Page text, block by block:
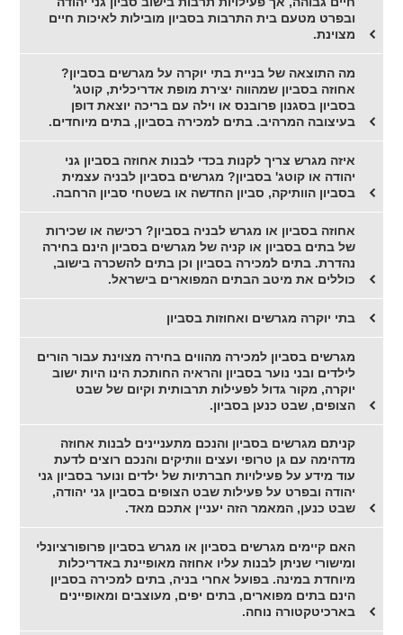
ובפרט מטעם בית התרבות בסביון מובילות לאיכות חיים
מצוינת.
מה התוצאה של בניית בתי יוקרה על מגרשים בסביון?
אחוזה בסביון שמהווה יצירת מופת אדריכלית, קוטג'
בסביון בסגנון פרובנס או וילה עם בריכה יוצאת דופן
בעיצובה המרהיב. בתים למכירה בסביון, בתים מיוחדים.
איזה מגרש צריך לקנות בכדי לבנות אחוזה בסביון גני
יהודה או קוטג' בסביון? מגרשים בסביון לבניה עצמית
בסביון הוותיקה, סביון החדשה או בשטחי סביון הרחבה.
אחוזה בסביון או מגרש לבניה בסביון? רכישה או שכירות
של בתים בסביון או קניה של מגרשים בסביון הינם בחירה
נהדרת. בתים למכירה בסביון וכן בתים להשכרה בישוב,
כוללים את מיטב הבתים המפוארים בישראל.
בתי יוקרה מגרשים ואחוזות בסביון
מגרשים בסביון למכירה מהווים בחירה מצוינת עבור הורים
לילדים ובני נוער בסביון והראיה החותכת הינו היות ישוב
יוקרה, מקור גדול לפעילות תרבותית וקיום של שבט
הצופים, שבט כנען בסביון.
קניתם מגרשים בסביון והנכם מתעניינים לבנות אחוזה
מדהימה עם גן טרופי ועצים וותיקים והנכם רוצים לדעת
עוד מידע על פעילויות חברתיות של ילדים ונוער בסביון גני
יהודה ובפרט על פעילות שבט הצופים בסביון גני יהודה,
שבט כנען, המאמר הזה יעניין אתכם מאד.
האם קיימים מגרשים בסביון או מגרש בסביון פרופורציונלי
ומישורי שניתן לבנות עליו אחוזה מאופיינת באדריכלות
מיוחדת במינה. בפועל אחרי בניה, בתים למכירה בסביון
הינם בתים מפוארים, בתים יפים, מעוצבים ומאופיינים
בארכיטקטורה נוחה.